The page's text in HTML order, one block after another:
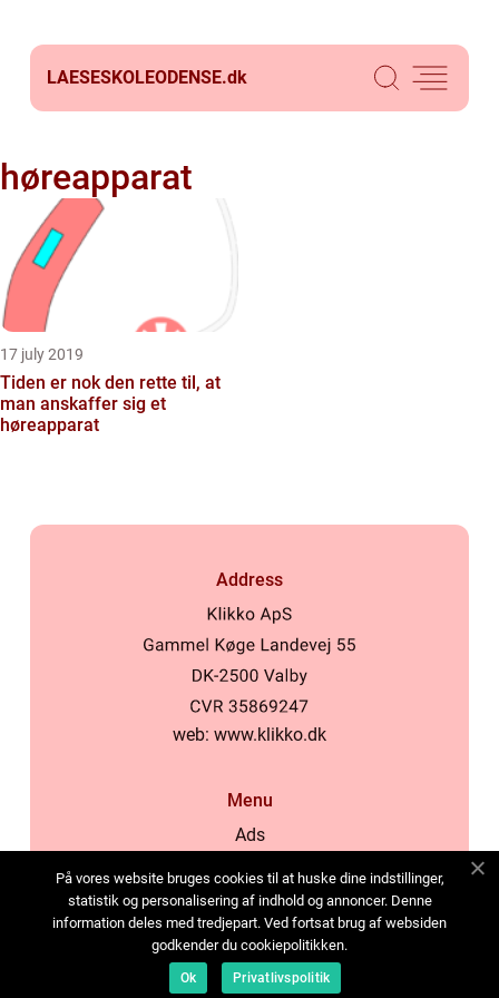
LAESESKOLEODENSE.dk
høreapparat
17 july 2019
Tiden er nok den rette til, at
man anskaffer sig et
høreapparat
Address
web: www.klikko.dk
Menu
Ads
Cookies
Contact
Sitemap
På vores website bruges cookies til at huske dine indstillinger,
statistik og personalisering af indhold og annoncer. Denne
information deles med tredjepart. Ved fortsat brug af websiden
godkender du cookiepolitikken.
Ok Privatlivspolitik